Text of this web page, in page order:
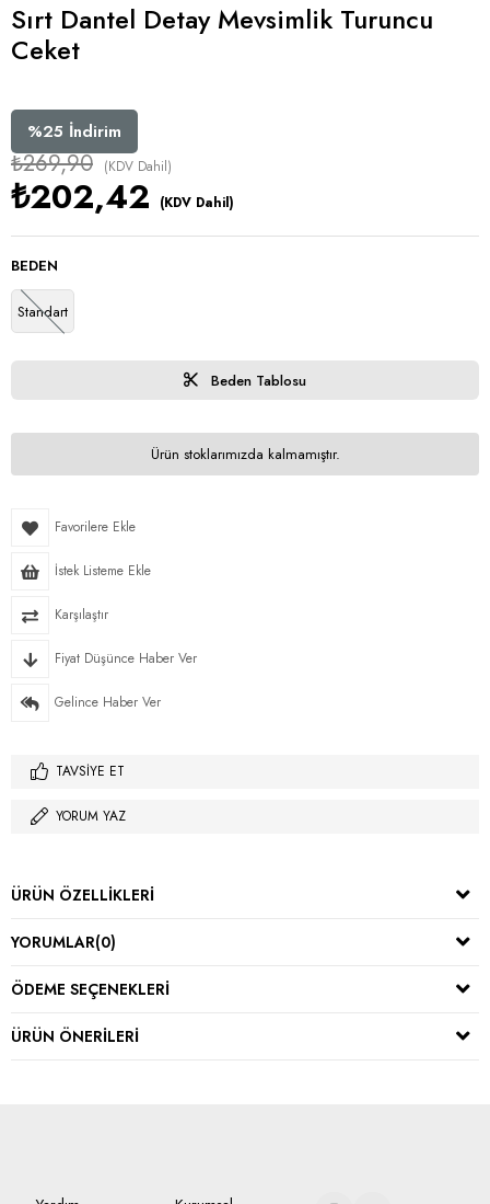
Sırt Dantel Detay Mevsimlik Turuncu
Ceket
%25 İndirim
₺269,90 (KDV Dahil)
₺202,42 (KDV Dahil)
BEDEN
Standart
Beden Tablosu
Ürün stoklarımızda kalmamıştır.
Favorilere Ekle
İstek Listeme Ekle
Karşılaştır
Fiyat Düşünce Haber Ver
Gelince Haber Ver
TAVSIYE ET
YORUM YAZ
ÜRÜN ÖZELLIKLERI
YORUMLAR(0)
ÖDEME SEÇENEKLERI
ÜRÜN ÖNERILERI